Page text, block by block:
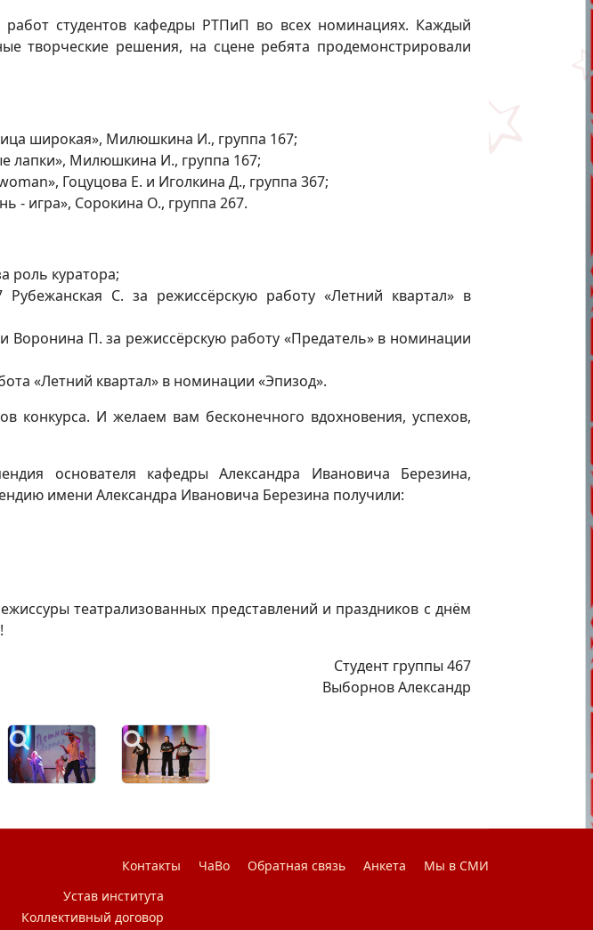
студентов кафедры РТПиП во всех номинациях. Каждый
творческие решения, на сцене ребята продемонстрировали
широкая», Милюшкина И., группа 167;
лапки», Милюшкина И., группа 167;
Гоцуцова Е. и Иголкина Д., группа 367;
- игра», Сорокина О., группа 267.
роль куратора;
С. за режиссёрскую работу «Летний квартал» в
Воронина П. за режиссёрскую работу «Предатель» в номинации
«Летний квартал» в номинации «Эпизод».
конкурса. И желаем вам бесконечного вдохновения, успехов,
основателя кафедры Александра Ивановича Березина,
имени Александра Ивановича Березина получили:
театрализованных представлений и праздников с днём
Студент группы 467
Выборнов Александр
Контакты ЧаВо Обратная связь Анкета
Мы в СМИ
Устав института
Коллективный договор